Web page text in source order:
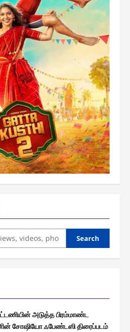
Search
அடுத்த பிரம்மாண்ட
சோஷியோ ஃபேண்டஸி திரைப்படம்